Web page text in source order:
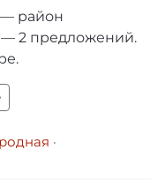
— район
— 2 предложений.
·